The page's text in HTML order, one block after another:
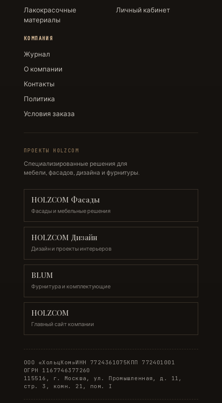
Лакокрасочные
материалы
Личный кабинет
КОМПАНИЯ
Журнал
О компании
Контакты
Политика
Условия заказа
ПРОЕКТЫ HOLZCOM
Специализированные решения для
мебели, фасадов, дизайна и фурнитуры.
HOLZCOM Фасады
Фасады и мебельные решения
HOLZCOM Дизайн
Дизайн и проекты интерьеров
BLUM
Фурнитура и комплектующие
HOLZCOM
Главный сайт компании
ООО «ХольцКом»ИНН 7724361075КПП 772401001
ОГРН 1167746377260
115516, г. Москва, ул. Промышленная, д. 11,
стр. 3, комн. 21, пом. I